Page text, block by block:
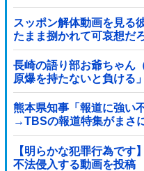
スッポン解体動画を見る
たまま捌かれて可哀想だ
どっち？
長崎の語り部お爺ちゃん
原爆を持たないと負け
代表（85）も中学生に「
熊本県知事「報道に強い
→TBSの報道特集がまさ
【明らかな犯罪行為で
不法侵入する動画を投稿